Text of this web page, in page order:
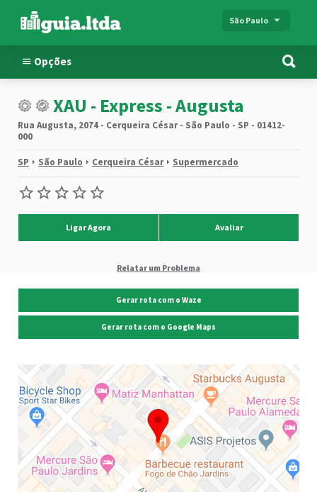
São Paulo
Opções
XAU - Express - Augusta
Rua Augusta, 2074 - Cerqueira César - São Paulo - SP - 01412-
000
SP São Paulo Cerqueira César Supermercado
Ligar Agora Avaliar
Relatar um Problema
Gerar rota com o Waze
Gerar rota com o Google Maps